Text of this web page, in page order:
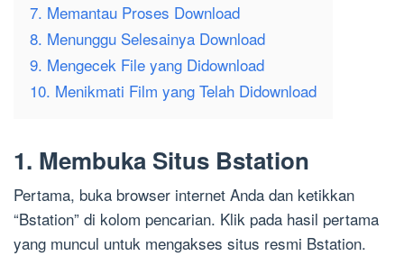
7. Memantau Proses Download
8. Menunggu Selesainya Download
9. Mengecek File yang Didownload
10. Menikmati Film yang Telah Didownload
1. Membuka Situs Bstation
Pertama, buka browser internet Anda dan ketikkan
“Bstation” di kolom pencarian. Klik pada hasil pertama
yang muncul untuk mengakses situs resmi Bstation.